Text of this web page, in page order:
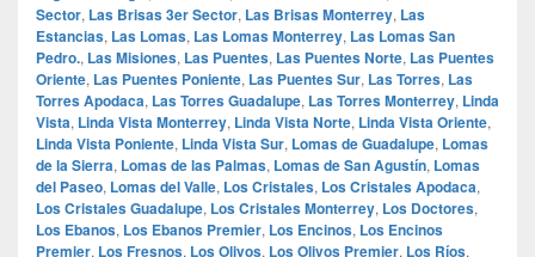
Sector, Las Brisas 3er Sector, Las Brisas Monterrey, Las
Estancias, Las Lomas, Las Lomas Monterrey, Las Lomas San
Pedro., Las Misiones, Las Puentes, Las Puentes Norte, Las Puentes
Oriente, Las Puentes Poniente, Las Puentes Sur, Las Torres, Las
Torres Apodaca, Las Torres Guadalupe, Las Torres Monterrey, Linda
Vista, Linda Vista Monterrey, Linda Vista Norte, Linda Vista Oriente,
Linda Vista Poniente, Linda Vista Sur, Lomas de Guadalupe, Lomas
de la Sierra, Lomas de las Palmas, Lomas de San Agustín, Lomas
del Paseo, Lomas del Valle, Los Cristales, Los Cristales Apodaca,
Los Cristales Guadalupe, Los Cristales Monterrey, Los Doctores,
Los Ebanos, Los Ebanos Premier, Los Encinos, Los Encinos
Premier, Los Fresnos, Los Olivos, Los Olivos Premier, Los Ríos,